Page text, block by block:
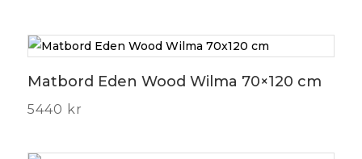
Matbord Eden Wood Wilma 70×120 cm
5440 kr